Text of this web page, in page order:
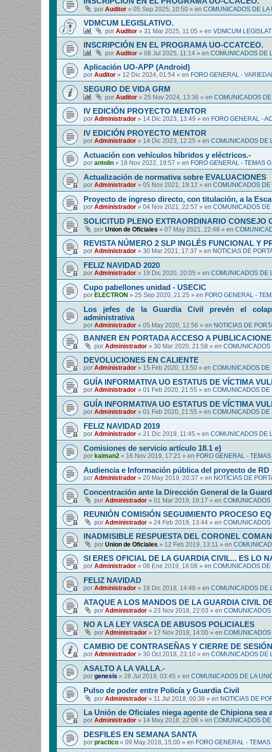
por Auditor » 05 Sep 2025, 10:50 » en COMUNICADOS DE LA
VDMCUM LEGISLATIVO.
por Auditor » 31 Mar 2025, 11:05 » en VDMCUM
INSCRIPCIÓN EN EL PROGRAMA UO-CCATCEO.
por Auditor » 08 Jul 2025, 11:14 » en COMUNICADOS DE
Aplicación UO-APP (Android)
por Auditor » 12 Dic 2024, 01:54 » en FORO GENERAL -
SEGURO DE VIDA GRM
por Auditor » 25 Nov 2024, 13:36 » en COMUNICADOS
IV EDICIÓN PROYECTO MENTOR
por Administrador » 14 Dic 2023, 13:49 » en FORO GENERAL -
IV EDICIÓN PROYECTO MENTOR
por Administrador » 14 Dic 2023, 12:25 » en COMUNICADOS DE
Actuación con vehículos híbridos y eléctricos.-
por antolin » 18 Nov 2022, 19:57 » en FORO GENERAL - TEMAS
Actualización de normativa sobre EVALUACIONES
por Administrador » 05 Nov 2021, 19:12 » en COMUNICADOS
Proyecto de ingreso directo, con titulación, a la
por Administrador » 04 Nov 2021, 22:57 » en COMUNICADOS
SOLICITUD PLENO EXTRAORDINARIO CONSEJO
por Union de Oficiales » 07 May 2021, 22:48 » en
REVISTA NÚMERO 2 SLP INGLÉS FUNCIONAL Y
por Administrador » 30 Mar 2021, 17:37 » en NOTICIAS DE
FELIZ NAVIDAD 2020
por Administrador » 19 Dic 2020, 20:05 » en COMUNICADOS DE
Cupo pabellones unidad - USECIC
por ELECTRON » 25 Sep 2020, 21:25 » en FORO GENERAL -
Los jefes de la Guardia Civil prevén el
administrativa
por Administrador » 05 May 2020, 12:56 » en NOTICIAS DE
BANNER EN PORTADA ACCESO A
por Administrador » 30 Mar 2020, 21:58 » en COMUNICADOS
DEVOLUCIONES EN CALIENTE
por Administrador » 15 Feb 2020, 13:50 » en COMUNICADOS DE
GUÍA INFORMATIVA UO ESTATUS DE VÍCTIMA
por Administrador » 01 Feb 2020, 21:55 » en COMUNICADOS DE
GUÍA INFORMATIVA UO ESTATUS DE VÍCTIMA
por Administrador » 01 Feb 2020, 21:55 » en COMUNICADOS DE
FELIZ NAVIDAD 2019
por Administrador » 21 Dic 2019, 11:45 » en COMUNICADOS DE
Comisiones de servicio artículo 18.1 e)
por kaiman2 » 16 Nov 2019, 17:21 » en FORO GENERAL -
Audiencia e Información pública del proyecto de RD
por Administrador » 20 May 2019, 20:37 » en NOTICIAS DE
Concentración ante la Dirección General de la
por Administrador » 01 Mar 2019, 18:17 » en COMUNICADOS
REUNIÓN COMISIÓN SEGUIMIENTO PROCESO
por Administrador » 24 Feb 2019, 13:44 » en COMUNICADOS
INADMISIBLE RESPUESTA DEL CORONEL
por Union de Oficiales » 12 Feb 2019, 13:11 » en
SI ERES OFICIAL DE LA GUARDIA CIVIL... ES LO
por Administrador » 08 Ene 2019, 18:08 » en COMUNICADOS
FELIZ NAVIDAD
por Administrador » 18 Dic 2018, 14:48 » en COMUNICADOS DE
ATAQUE A LOS MANDOS DE LA GUARDIA CIVIL
por Administrador » 23 Nov 2018, 22:03 » en
NO A LA LEY VASCA DE ABUSOS POLICIALES
por Administrador » 17 Nov 2018, 14:00 » en
CAMBIO DE CONTRASEÑAS Y CIERRE DE
por Administrador » 30 Oct 2018, 23:10 » en COMUNICADOS DE
ASALTO A LA VALLA.-
por genesis » 28 Jul 2018, 03:45 » en COMUNICADOS DE LA
Pulso de poder entre Policía y Guardia Civil
por Administrador » 11 Jul 2018, 00:38 » en NOTICIAS DE
La Unión de Oficiales niega agente de Chipiona sea
por Administrador » 14 May 2018, 22:08 » en COMUNICADOS
DESFILES EN SEMANA SANTA
por practico » 09 May 2018, 15:00 » en FORO GENERAL -